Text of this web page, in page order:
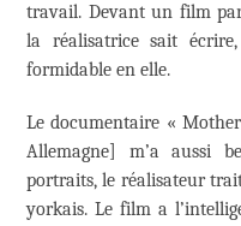
travail. Devant un film
la réalisatrice sait
formidable en elle.
Le documentaire «
Allemagne] m’a aussi
portraits, le réalisateur
yorkais. Le film a